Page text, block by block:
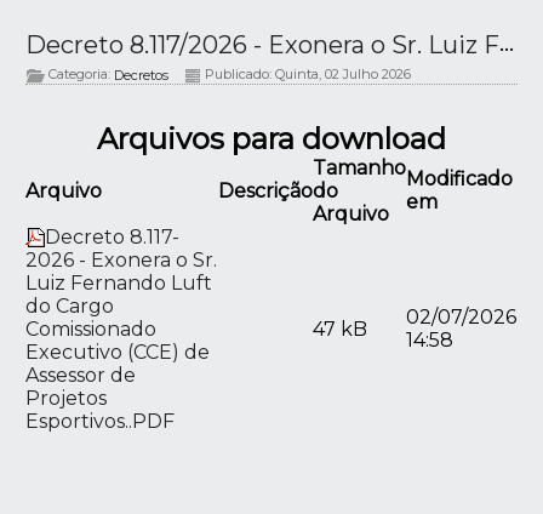
Decreto 8.117/2026 - Exonera o Sr. Luiz Fernando Luft do Cargo Comissionado Executivo (CCE) de Assessor de Projetos Esportivos.
Categoria: Decretos Publicado: Quinta, 02 Julho 2026
Arquivos para download
Arquivo Descrição
Tamanho
do
Arquivo
Modificado
em
Decreto 8.117-
2026 - Exonera o Sr.
Luiz Fernando Luft
do Cargo
Comissionado
Executivo (CCE) de
Assessor de
Projetos
Esportivos..PDF
47 kB
02/07/2026
14:58